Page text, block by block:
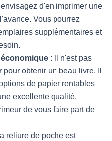
d'en imprimer une
Vous pourrez
supplémentaires et
: Il n'est pas
obtenir un beau livre. Il
de papier rentables
excellente qualité.
de vous faire part de
reliure de poche est